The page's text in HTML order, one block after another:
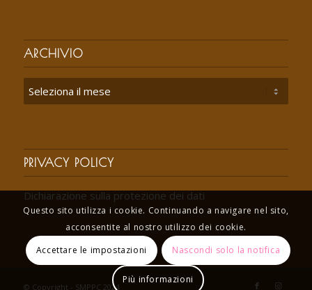
ARCHIVIO
PRIVACY POLICY
Dichiarazione sulla protezione dei dati
© Copyright - SMPPC 2024
Questo sito utilizza i cookie. Continuando a navigare nel sito,
acconsentite al nostro utilizzo dei cookie.
Accettare le impostazioni
Nascondi solo la notifica
Più informazioni